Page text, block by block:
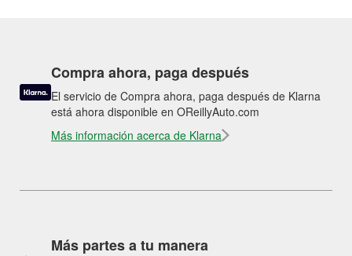
Compra ahora, paga después
El servicio de Compra ahora, paga después de Klarna
está ahora disponible en OReillyAuto.com
Más información acerca de Klarna
Más partes a tu manera